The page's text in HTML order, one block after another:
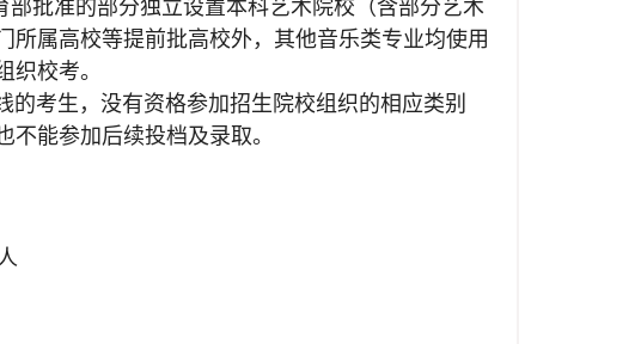
部批准的部分独立设置本科艺术院校（含部分艺术
所属高校等提前批高校外，其他音乐类专业均使用
校考。
线的考生，没有资格参加招生院校组织的相应类别
能参加后续投档及录取。